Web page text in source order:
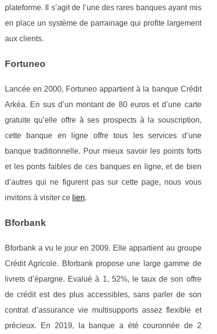
plateforme. Il s’agit de l’une des rares banques ayant mis
en place un système de parrainage qui profite largement
aux clients.
Fortuneo
Lancée en 2000, Fortuneo appartient à la banque Crédit
Arkéa. En sus d’un montant de 80 euros et d’une carte
gratuite qu’elle offre à ses prospects à la souscription,
cette banque en ligne offre tous les services d’une
banque traditionnelle. Pour mieux savoir les points forts
et les ponts faibles de ces banques en ligne, et de bien
d’autres qui ne figurent pas sur cette page, nous vous
invitons à visiter ce lien.
Bforbank
Bforbank a vu le jour en 2009. Elle appartient au groupe
Crédit Agricole. Bforbank propose une large gamme de
livrets d’épargne. Evalué à 1, 52%, le taux de son offre
de crédit est des plus accessibles, sans parler de son
contrat d’assurance vie multisupports assez flexible et
précieux. En 2019, la banque a été couronnée de 2